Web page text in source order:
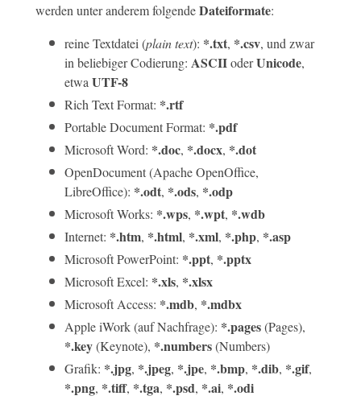
werden unter anderem folgendeDateiformate:
reine Textdatei (plain text): *.txt, *.csv, und zwar
in beliebiger Codierung: ASCIIoderUnicode,
etwa UTF-8
Rich Text Format: *.rtf
Portable Document Format: *.pdf
Microsoft Word: *.doc, *.docx, *.dot
OpenDocument (Apache OpenOffice,
LibreOffice): *.odt, *.ods, *.odp
Microsoft Works: *.wps, *.wpt, *.wdb
Internet: *.htm, *.html, *.xml, *.php, *.asp
Microsoft PowerPoint: *.ppt, *.pptx
Microsoft Excel: *.xls, *.xlsx
Microsoft Access: *.mdb, *.mdbx
Apple iWork (auf Nachfrage): *.pages(Pages),
*.key(Keynote), *.numbers(Numbers)
Grafik: *.jpg, *.jpeg, *.jpe, *.bmp, *.dib, *.gif,
*.png, *.tiff, *.tga, *.psd, *.ai, *.odi